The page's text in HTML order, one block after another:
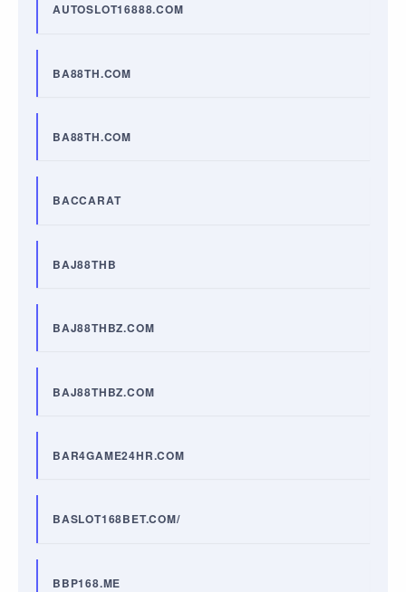
AUTOSLOT16888.COM
BA88TH.COM
BA88TH.COM
BACCARAT
BAJ88THB
BAJ88THBZ.COM
BAJ88THBZ.COM
BAR4GAME24HR.COM
BASLOT168BET.COM/
BBP168.ME